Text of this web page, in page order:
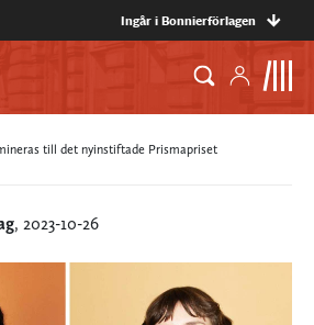
Ingår i Bonnierförlagen
till det nyinstiftade Prismapriset
, 2023-10-26